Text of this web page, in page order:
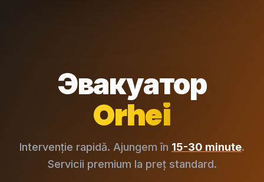
Эвакуатор
Orhei
Intervenție rapidă. Ajungem în 15-30 minute.
Servicii premium la preț standard.